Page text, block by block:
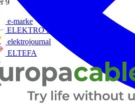
9
e-marke
ELEKTRO Daten Serviceges
elektrojournal
ELTEFA